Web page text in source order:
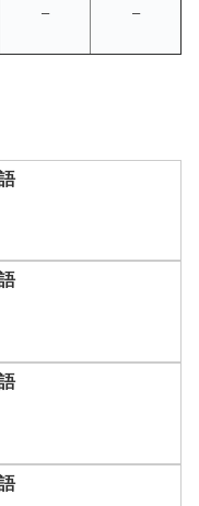
– –